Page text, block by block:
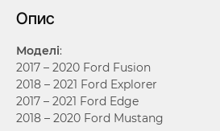
Опис
Моделі:
2017 – 2020 Ford Fusion
2018 – 2021 Ford Explorer
2017 – 2021 Ford Edge
2018 – 2020 Ford Mustang